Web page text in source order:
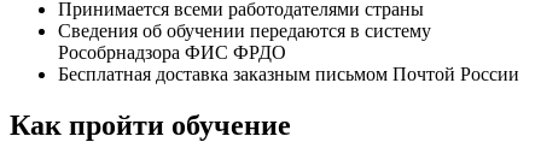
Принимается всеми работодателями страны
Сведения об обучении передаются в систему
Рособрнадзора ФИС ФРДО
Бесплатная доставка заказным письмом Почтой России
Как пройти обучение